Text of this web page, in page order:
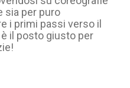
sia per puro
i primi passi verso il
il posto giusto per